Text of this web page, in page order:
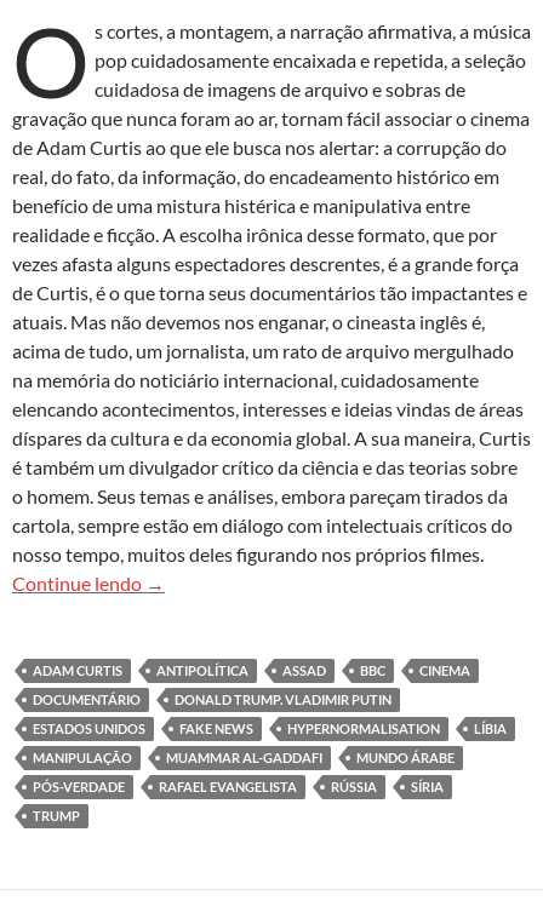
O s cortes, a montagem, a narração afirmativa, a música
pop cuidadosamente encaixada e repetida, a seleção
cuidadosa de imagens de arquivo e sobras de
gravação que nunca foram ao ar, tornam fácil associar o cinema
de Adam Curtis ao que ele busca nos alertar: a corrupção do
real, do fato, da informação, do encadeamento histórico em
benefício de uma mistura histérica e manipulativa entre
realidade e ficção. A escolha irônica desse formato, que por
vezes afasta alguns espectadores descrentes, é a grande força
de Curtis, é o que torna seus documentários tão impactantes e
atuais. Mas não devemos nos enganar, o cineasta inglês é,
acima de tudo, um jornalista, um rato de arquivo mergulhado
na memória do noticiário internacional, cuidadosamente
elencando acontecimentos, interesses e ideias vindas de áreas
díspares da cultura e da economia global. A sua maneira, Curtis
é também um divulgador crítico da ciência e das teorias sobre
o homem. Seus temas e análises, embora pareçam tirados da
cartola, sempre estão em diálogo com intelectuais críticos do
nosso tempo, muitos deles figurando nos próprios filmes.
Continue lendo Hypernormalisation
→
ADAM CURTIS ANTIPOLÍTICA ASSAD BBC
CINEMA
DOCUMENTÁRIO
DONALD TRUMP. VLADIMIR PUTIN
ESTADOS UNIDOS
FAKE NEWS HYPERNORMALISATION
LÍBIA
MANIPULAÇÃO
MUAMMAR AL-GADDAFI
MUNDO ÁRABE
PÓS-VERDADE
RAFAEL EVANGELISTA RÚSSIA
SÍRIA
TRUMP